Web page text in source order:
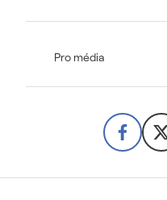
Pro média